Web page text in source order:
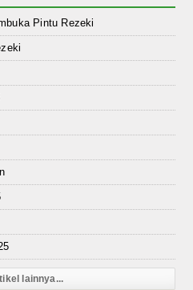
Pintu Rezeki
lainnya...